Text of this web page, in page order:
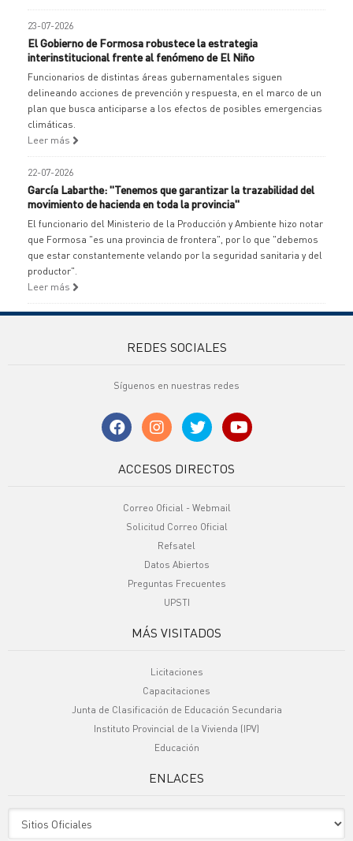
23-07-2026
El Gobierno de Formosa robustece la estrategia
interinstitucional frente al fenómeno de El Niño
Funcionarios de distintas áreas gubernamentales siguen
delineando acciones de prevención y respuesta, en el marco de un
plan que busca anticiparse a los efectos de posibles emergencias
climáticas.
Leer más
22-07-2026
García Labarthe: "Tenemos que garantizar la trazabilidad del
movimiento de hacienda en toda la provincia"
El funcionario del Ministerio de la Producción y Ambiente hizo notar
que Formosa "es una provincia de frontera", por lo que "debemos
que estar constantemente velando por la seguridad sanitaria y del
productor".
Leer más
REDES SOCIALES
Síguenos en nuestras redes
ACCESOS DIRECTOS
Correo Oficial - Webmail
Solicitud Correo Oficial
Refsatel
Datos Abiertos
Preguntas Frecuentes
UPSTI
MÁS VISITADOS
Licitaciones
Capacitaciones
Junta de Clasificación de Educación Secundaria
Instituto Provincial de la Vivienda (IPV)
Educación
ENLACES